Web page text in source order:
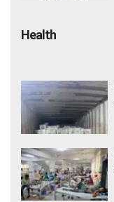
Health